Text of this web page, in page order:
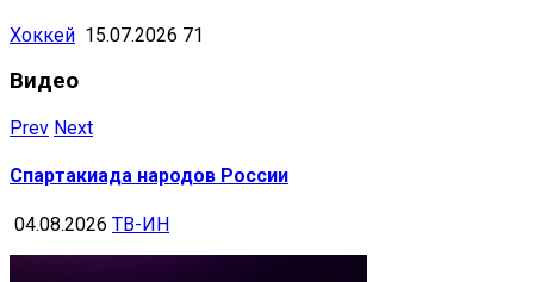
Хоккей 15.07.2026 71
Видео
Prev Next
Спартакиада народов России
04.08.2026 ТВ-ИН